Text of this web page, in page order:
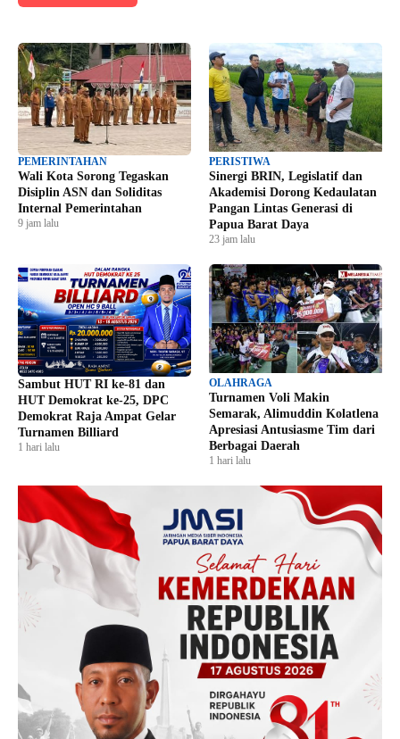
PEMERINTAHAN
Wali Kota Sorong Tegaskan
Disiplin ASN dan Soliditas
Internal Pemerintahan
9 jam lalu
PERISTIWA
Sinergi BRIN, Legislatif dan
Akademisi Dorong Kedaulatan
Pangan Lintas Generasi di
Papua Barat Daya
23 jam lalu
Sambut HUT RI ke-81 dan
HUT Demokrat ke-25, DPC
Demokrat Raja Ampat Gelar
Turnamen Billiard
1 hari lalu
OLAHRAGA
Turnamen Voli Makin
Semarak, Alimuddin Kolatlena
Apresiasi Antusiasme Tim dari
Berbagai Daerah
1 hari lalu